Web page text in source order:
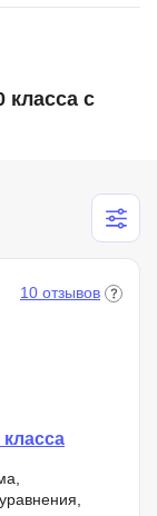
класса с
10 отзывов